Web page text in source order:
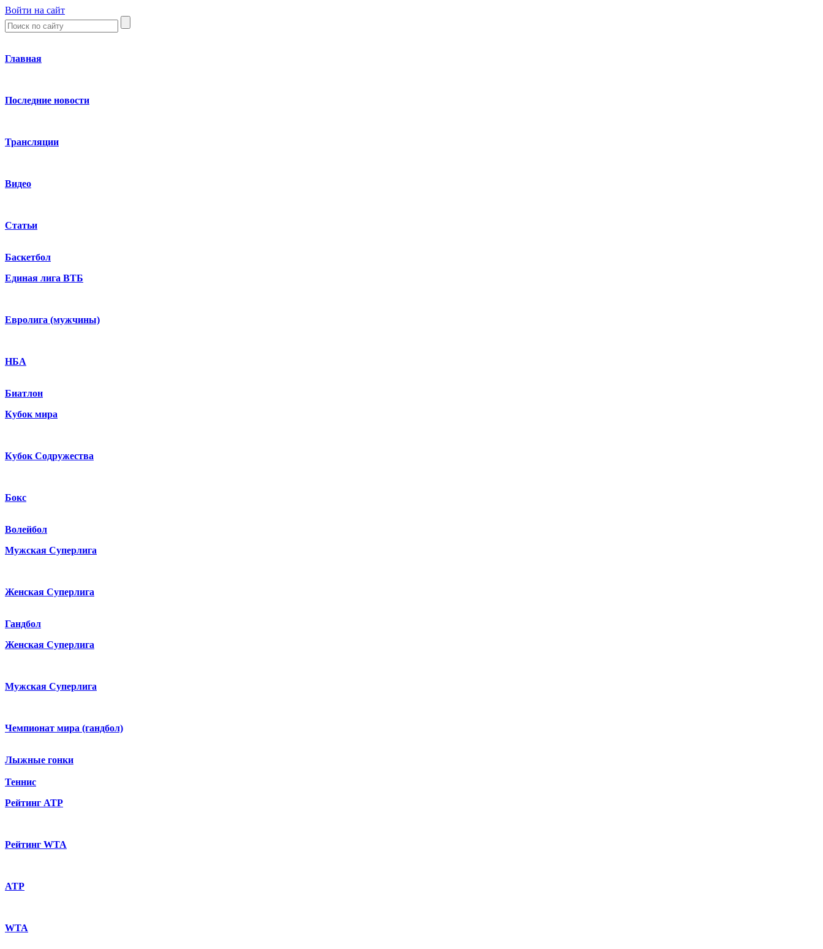
Войти на сайт
Главная
Последние новости
Трансляции
Видео
Статьи
Баскетбол
Единая лига ВТБ
Евролига (мужчины)
НБА
Биатлон
Кубок мира
Кубок Содружества
Бокс
Волейбол
Мужская Суперлига
Женская Суперлига
Гандбол
Женская Суперлига
Мужская Суперлига
Чемпионат мира (гандбол)
Лыжные гонки
Теннис
Рейтинг ATP
Рейтинг WTA
ATP
WTA